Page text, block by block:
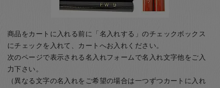
商品をカートに入れる前に「名入れする」のチェックボックス
にチェックを入れて、カートへお入れください。
次のページで表示される名入れフォームで名入れ文字他をご入
力下さい。
（異なる文字の名入れをご希望の場合は一つずつカートに入れ